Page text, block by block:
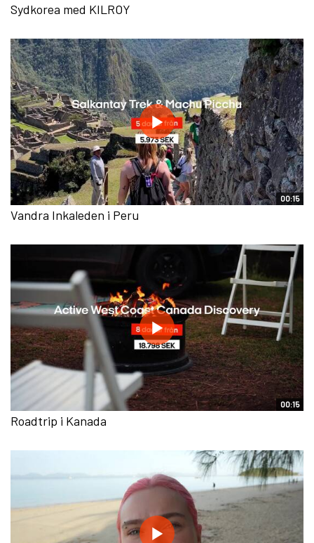
Sydkorea med KILROY
00:15
Vandra Inkaleden i Peru
00:15
Roadtrip i Kanada